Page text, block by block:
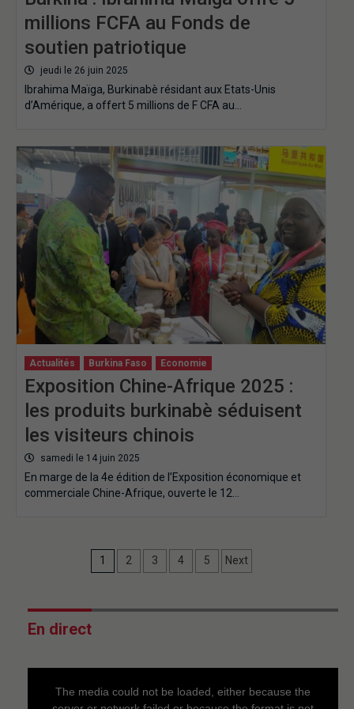
millions FCFA au Fonds de
soutien patriotique
jeudi le 26 juin 2025
Ibrahima Maïga, Burkinabè résidant aux Etats-Unis
d’Amérique, a offert 5 millions de F CFA au…
Actualités Burkina Faso Economie
Exposition Chine-Afrique 2025 :
les produits burkinabè séduisent
les visiteurs chinois
samedi le 14 juin 2025
En marge de la 4e édition de l’Exposition économique et
commerciale Chine-Afrique, ouverte le 12…
1 2 3 4 5 Next
En direct
The media could not be loaded, either because the